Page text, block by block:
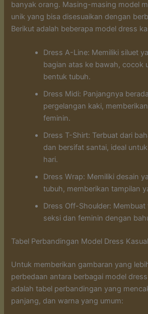
banyak orang. Masing-masing model
unik yang bisa disesuaikan dengan
Berikut adalah beberapa model dress
Dress A-Line: Memiliki siluet
bagian atas ke bawah, cocok
bentuk tubuh.
Dress Midi: Panjangnya
pergelangan kaki,
feminin.
Dress T-Shirt: Terbuat dari
dan bersifat santai, ideal
hari.
Dress Wrap: Memiliki desain
tubuh, memberikan tampilan
Dress Off-Shoulder: Membuat
seksi dan feminin dengan
Tabel Perbandingan Model Dress Kasual
Untuk memberikan gambaran yang
perbedaan antara berbagai model
adalah tabel perbandingan yang
panjang, dan warna yang umum: